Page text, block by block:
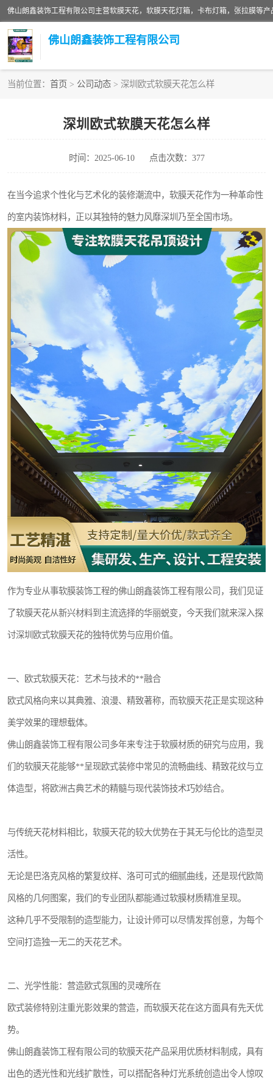
佛山朗鑫装饰工程有限公司
当前位置： 首页 > 公司动态 > 深圳欧式软膜天花怎么样
深圳欧式软膜天花怎么样
时间：2025-06-10 点击次数：377
在当今追求个性化与艺术化的装修潮流中，软膜天花作为一种革命性
的室内装饰材料，正以其独特的魅力风靡深圳乃至全国市场。
作为专业从事软膜装饰工程的佛山朗鑫装饰工程有限公司，我们见证
了软膜天花从新兴材料到主流选择的华丽蜕变，今天我们就来深入探
讨深圳欧式软膜天花的独特优势与应用价值。
一、欧式软膜天花：艺术与技术的**融合
欧式风格向来以其典雅、浪漫、精致著称，而软膜天花正是实现这种
美学效果的理想载体。
佛山朗鑫装饰工程有限公司多年来专注于软膜材质的研究与应用，我
们的软膜天花能够**呈现欧式装修中常见的流畅曲线、精致花纹与立
体造型，将欧洲古典艺术的精髓与现代装饰技术巧妙结合。
与传统天花材料相比，软膜天花的较大优势在于其无与伦比的造型灵
活性。
无论是巴洛克风格的繁复纹样、洛可可式的细腻曲线，还是现代欧简
风格的几何图案，我们的专业团队都能通过软膜材质精准呈现。
这种几乎不受限制的造型能力，让设计师可以尽情发挥创意，为每个
空间打造独一无二的天花艺术。
二、光学性能：营造欧式氛围的灵魂所在
欧式装修特别注重光影效果的营造，而软膜天花在这方面具有先天优
势。
佛山朗鑫装饰工程有限公司的软膜天花产品采用优质材料制成，具有
出色的透光性和光线扩散性，可以搭配各种灯光系统创造出令人惊叹